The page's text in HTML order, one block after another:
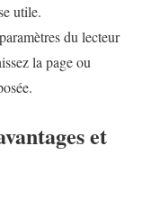
utile.
du lecteur
la page ou
et